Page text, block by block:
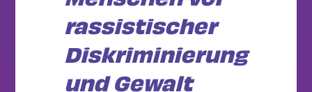
rassistischer
Diskriminierung
und Gewalt